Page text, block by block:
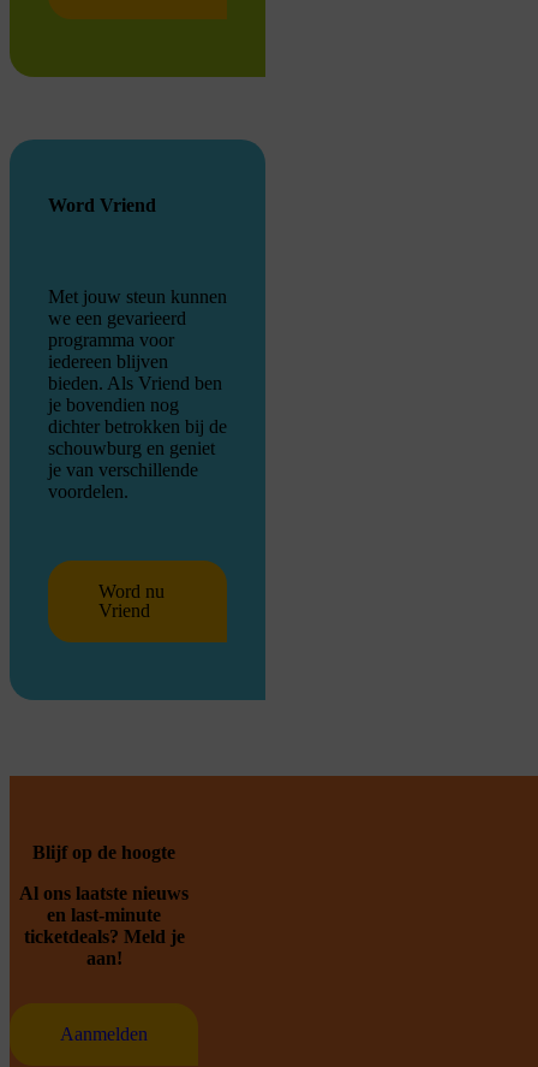
Word Vriend
Met jouw steun kunnen
we een gevarieerd
programma voor
iedereen blijven
bieden. Als Vriend ben
je bovendien nog
dichter betrokken bij de
schouwburg en geniet
je van verschillende
voordelen.
Word nu
Vriend
Blijf op de hoogte
Al ons laatste nieuws
en last-minute
ticketdeals? Meld je
aan!
Aanmelden